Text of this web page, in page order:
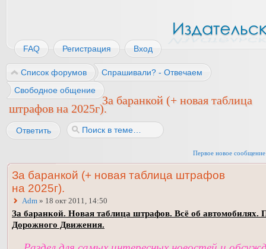
FAQ Регистрация Вход
Список форумов
Спрашивали? - Отвечаем
Свободное общение
За баранкой (+ новая таблица
штрафов на 2025г).
Ответить
Первое новое сообщение
За баранкой (+ новая таблица штрафов
на 2025г).
Adm » 18 окт 2011, 14:50
За баранкой. Новая таблица штрафов. Всё об автомобилях.
Дорожного Движения.